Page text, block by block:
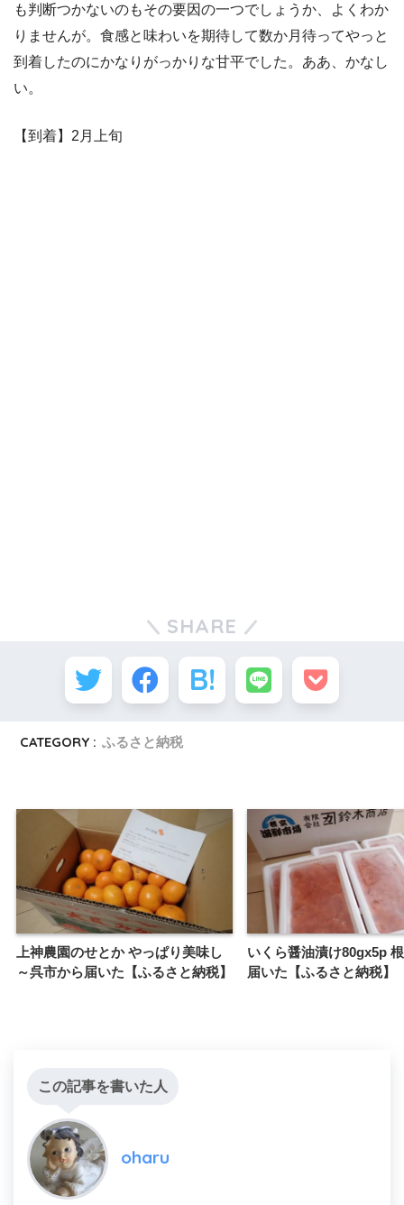
も判断つかないのもその要因の一つでしょうか、よくわか
りませんが。食感と味わいを期待して数か月待ってやっと
到着したのにかなりがっかりな甘平でした。ああ、かなし
い。
【到着】2月上旬
SHARE
CATEGORY : ふるさと納税
上神農園のせとか やっぱり美味し
～呉市から届いた【ふるさと納税】
いくら醤油漬け80gx5p
届いた【ふるさと納税】
この記事を書いた人
oharu